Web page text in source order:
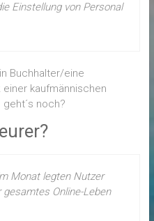
Einstellung von Personal
Buchhalter/eine
kaufmännischen
noch?
Monat legten Nutzer
gesamtes Online-Leben